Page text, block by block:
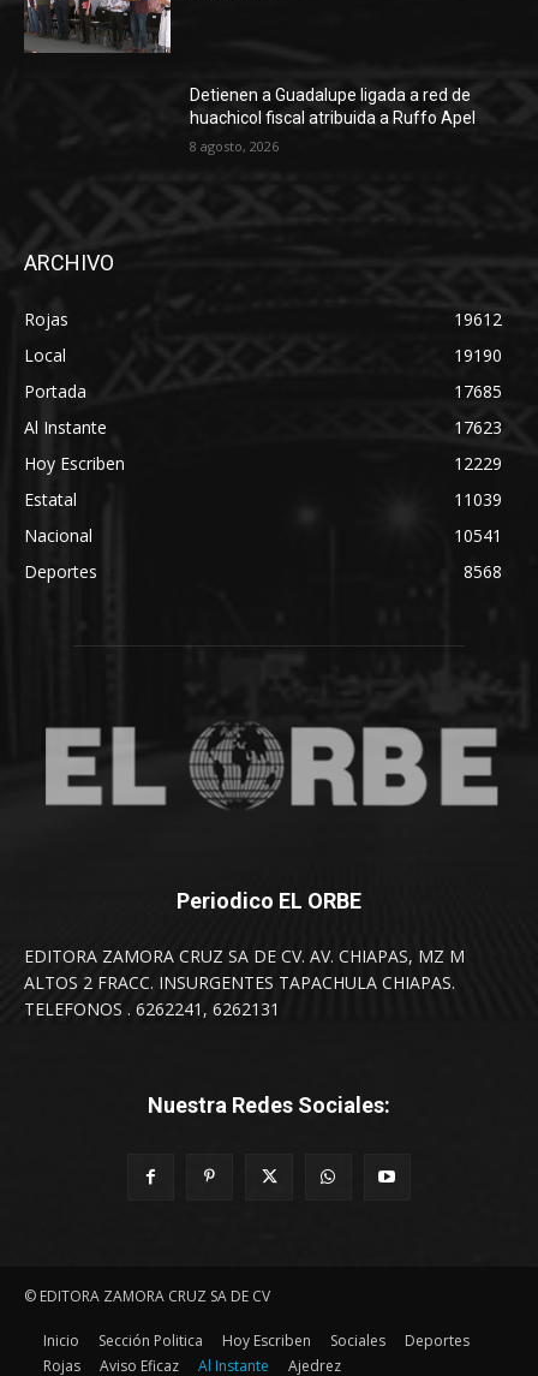
Detienen a Guadalupe ligada a red de
huachicol fiscal atribuida a Ruffo Apel
8 agosto, 2026
ARCHIVO
Rojas
19612
Local
19190
Portada
17685
Al Instante
17623
Hoy Escriben
12229
Estatal
11039
Nacional
10541
Deportes
8568
Periodico EL ORBE
EDITORA ZAMORA CRUZ SA DE CV. AV. CHIAPAS, MZ M
ALTOS 2 FRACC. INSURGENTES TAPACHULA CHIAPAS.
TELEFONOS . 6262241, 6262131
Nuestra Redes Sociales:
© EDITORA ZAMORA CRUZ SA DE CV
Inicio Sección Politica Hoy Escriben Sociales
Deportes
Rojas
Aviso Eficaz Al Instante Ajedrez